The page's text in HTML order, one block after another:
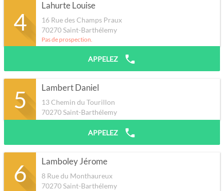
4
Lahurte Louise
16 Rue des Champs Praux
70270Saint-Barthélemy
Pas de prospection.
APPELEZ
5 Lambert Daniel
13 Chemin du Tourillon
70270Saint-Barthélemy
APPELEZ
6 Lamboley Jérome
8 Rue du Monthaureux
70270Saint-Barthélemy